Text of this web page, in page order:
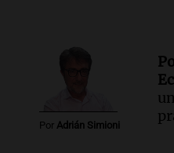
Por Adrián Simioni